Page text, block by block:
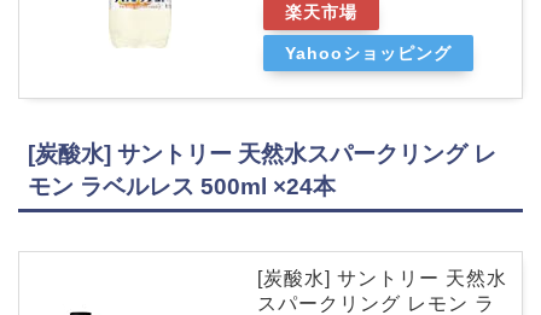
楽天市場
Yahooショッピング
[炭酸水] サントリー 天然水スパークリング レ
モン ラベルレス 500ml ×24本
[炭酸水] サントリー 天然水
スパークリング レモン ラ